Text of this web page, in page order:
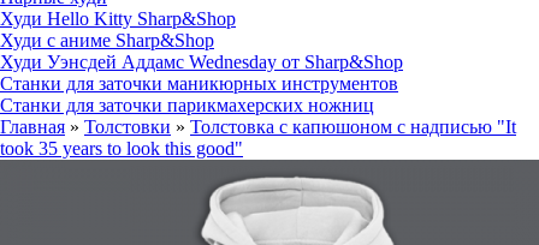
Худи Hello Kitty Sharp&Shop
Худи с аниме Sharp&Shop
Худи Уэнсдей Аддамс Wednesday от Sharp&Shop
Станки для заточки маникюрных инструментов
Станки для заточки парикмахерских ножниц
Главная » Толстовки » Толстовка с капюшоном с надписью "It
took 35 years to look this good"